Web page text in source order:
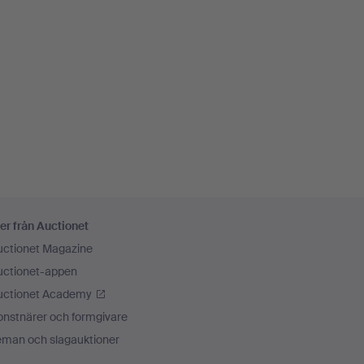
från Auctionet
Magazine
appen
Academy
och formgivare
och slagauktioner